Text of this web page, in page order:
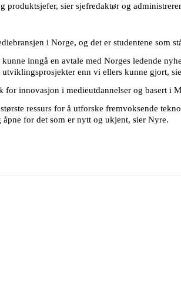
produktsjefer, sier sjefredaktør og
i Norge, og det er studentene som
inngå en avtale med Norges ledende
enn vi ellers kunne gjort,
innovasjon i medieutdannelser og basert i
ressurs for å utforske fremvoksende
for det som er nytt og ukjent, sier Nyre.